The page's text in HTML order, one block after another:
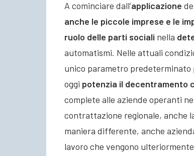
A cominciare dall’applicazione
anche le piccole imprese e le
ruolo delle parti sociali nella
automatismi. Nelle attuali
unico parametro predeterminato
oggi potenzia il decentramento
complete alle aziende operanti
contrattazione regionale, anche
maniera differente, anche
lavoro che vengono ulteriormente